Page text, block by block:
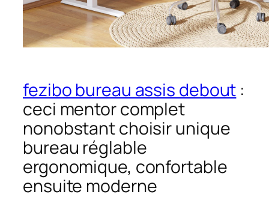
fezibo bureau assis debout :
ceci mentor complet
nonobstant choisir unique
bureau réglable
ergonomique, confortable
ensuite moderne